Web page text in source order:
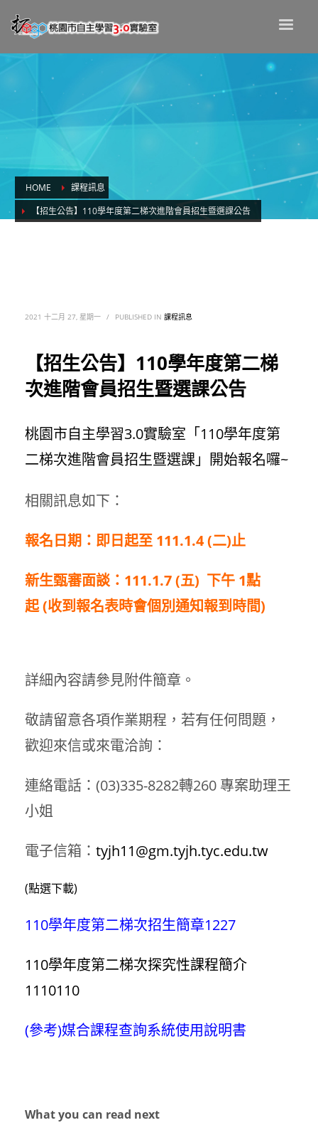
HOME
課程訊息
【招生公告】110學年度第二梯次進階會員招生暨選課公告
2021 十二月 27, 星期一 / PUBLISHED IN 課程訊息
【招生公告】110學年度第二梯
次進階會員招生暨選課公告
桃園市自主學習3.0實驗室「110學年度第
二梯次進階會員招生暨選課」開始報名囉~
相關訊息如下：
報名日期：即日起至 111.1.4 (二)止
新生甄審面談： 111.1.7 (五) 下午 1點
起(收到報名表時會個別通知報到時間)
詳細內容請參見附件簡章。
敬請留意各項作業期程，若有任何問題，
歡迎來信或來電洽詢：
連絡電話：(03)335-8282轉260 專案助理王
小姐
電子信箱： tyjh11@gm.tyjh.tyc.edu.tw
(點選下載)
110學年度第二梯次招生簡章1227
110學年度第二梯次探究性課程簡介
1110110
(參考)媒合課程查詢系統使用說明書
What you can read next